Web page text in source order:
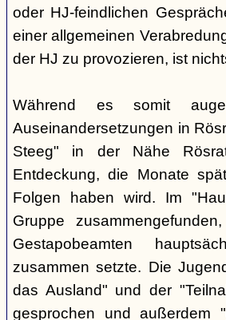
oder HJ-feindlichen
einer allgemeinen
der HJ zu provozieren, ist
Während es somit
Auseinandersetzungen in
Steeg" in der Nähe
Entdeckung, die Monate
Folgen haben wird. Im
Gruppe
Gestapobeamten
zusammen setzte. Die
das Ausland" und der
gesprochen und außerdem